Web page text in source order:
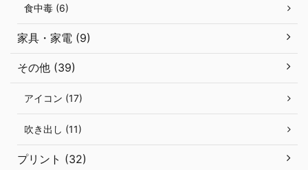
食中毒 (6)
家具・家電 (9)
その他 (39)
アイコン (17)
吹き出し (11)
プリント (32)